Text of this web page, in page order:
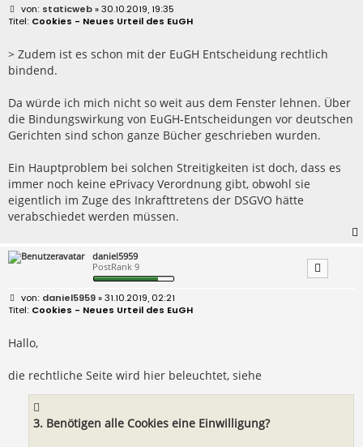
B
e
r
a
g
staticweb» 30.10.2019, 19:35
Cookies - Neues Urteil des EuGH
> Zudem ist es schon mit der EuGH Entscheidung rechtlich
bindend.
Da würde ich mich nicht so weit aus dem Fenster lehnen. Über
die Bindungswirkung von EuGH-Entscheidungen vor deutschen
Gerichten sind schon ganze Bücher geschrieben wurden.
Ein Hauptproblem bei solchen Streitigkeiten ist doch, dass es
immer noch keine ePrivacy Verordnung gibt, obwohl sie
eigentlich im Zuge des Inkrafttretens der DSGVO hätte
verabschiedet werden müssen.
daniel5959
PostRank 9
B
e
i
r
a
daniel5959» 31.10.2019, 02:21
Cookies - Neues Urteil des EuGH
Hallo,
die rechtliche Seite wird hier beleuchtet, siehe
3. Benötigen alle Cookies eine Einwilligung?